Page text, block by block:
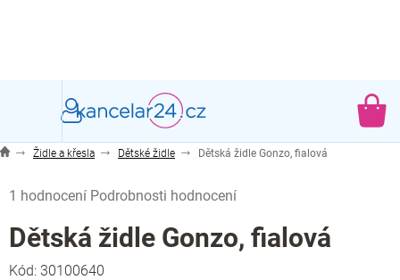
Židle a křesla Dětské židle Dětská židle Gonzo, fialová
hodnocení
produktu
je
5,0
1 hodnocení Podrobnosti hodnocení
Dětská židle Gonzo, fialová
Kód: 30100640